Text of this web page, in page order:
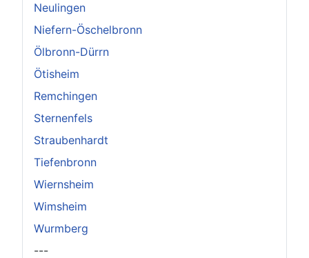
Neulingen
Niefern-Öschelbronn
Ölbronn-Dürrn
Ötisheim
Remchingen
Sternenfels
Straubenhardt
Tiefenbronn
Wiernsheim
Wimsheim
Wurmberg
---